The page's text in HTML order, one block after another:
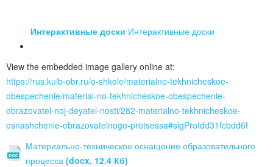
Интерактивные доски Интерактивные доски
View the embedded image gallery online at:
https://rus.kuib-obr.ru/o-shkole/materialno-tekhnicheskoe-
obespechenie/material-no-tekhnicheskoe-obespechenie-
obrazovatel-noj-deyatel-nosti/282-materialno-tekhnicheskoe-
osnashchenie-obrazovatelnogo-protsessa#sigProIdd31fcbdd6f
Материально-техническое оснащение образовательного
процесса (docx, 12.4 Кб)